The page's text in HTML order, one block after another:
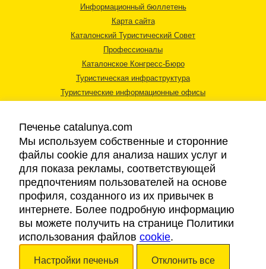
Информационный бюллетень
Карта сайта
Каталонский Туристический Совет
Профессионалы
Каталонское Конгресс-Бюро
Туристическая инфраструктура
Туристические информационные офисы
Правовая информация
Cookies
Доступность
Авторские права © 2026. Каталонский Туристический Совет. Все права
Печенье catalunya.com
Мы используем собственные и сторонние
файлы cookie для анализа наших услуг и
для показа рекламы, соответствующей
предпочтениям пользователей на основе
профиля, созданного из их привычек в
интернете. Более подробную информацию
вы можете получить на странице Политики
использования файлов cookie.
Настройки печенья Отклонить все